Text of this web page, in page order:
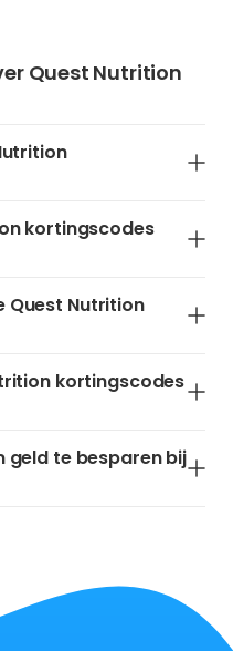
Quest Nutrition
kortingscodes
Quest Nutrition
kortingscodes
geld te besparen bij